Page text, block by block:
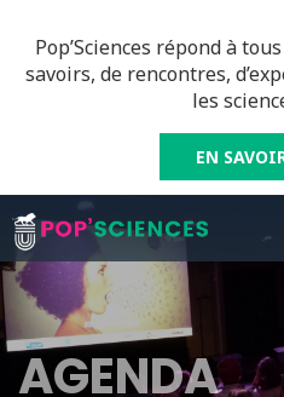
Pop’Sciences répond à
savoirs, de rencontres,
les
EN
AGENDA